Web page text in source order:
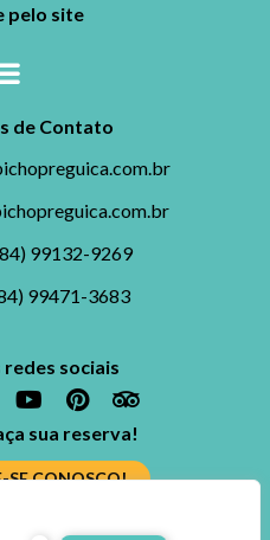
pelo site
de Contato
99132-9269
99471-3683
redes sociais
sua reserva!
SE CONOSCO!
Fale conosco